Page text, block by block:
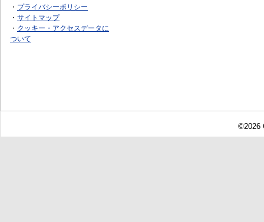
・ プライバシーポリシー
・ サイトマップ
・ クッキー・アクセスデータに
ついて
©2026